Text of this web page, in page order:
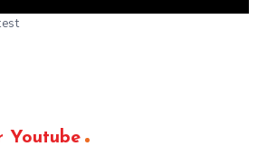
Youtube